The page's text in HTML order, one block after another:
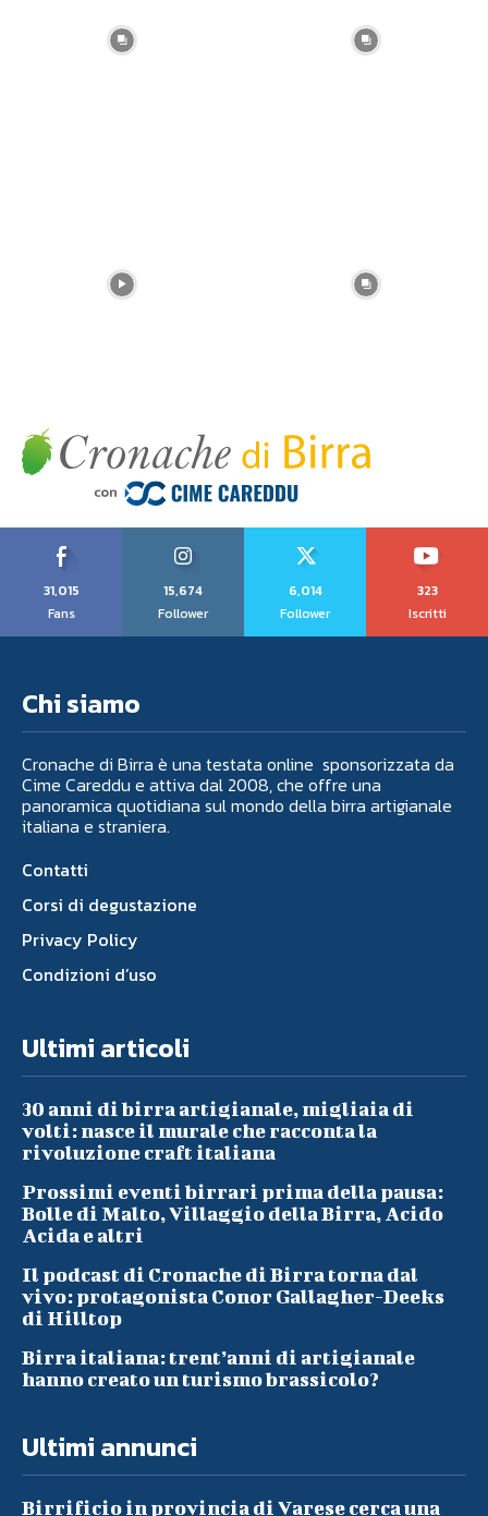
31,015
Fans
15,674
Follower
6,014
Follower
323
Iscritti
Chi siamo
Cronache di Birra è una testata online sponsorizzata da
Cime Careddu e attiva dal 2008, che offre una
panoramica quotidiana sul mondo della birra artigianale
italiana e straniera.
Contatti
Corsi di degustazione
Privacy Policy
Condizioni d’uso
Ultimi articoli
30 anni di birra artigianale, migliaia di
volti: nasce il murale che racconta la
rivoluzione craft italiana
Prossimi eventi birrari prima della pausa:
Bolle di Malto, Villaggio della Birra, Acido
Acida e altri
Il podcast di Cronache di Birra torna dal
vivo: protagonista Conor Gallagher-Deeks
di Hilltop
Birra italiana: trent’anni di artigianale
hanno creato un turismo brassicolo?
Ultimi annunci
Birrificio in provincia di Varese cerca una